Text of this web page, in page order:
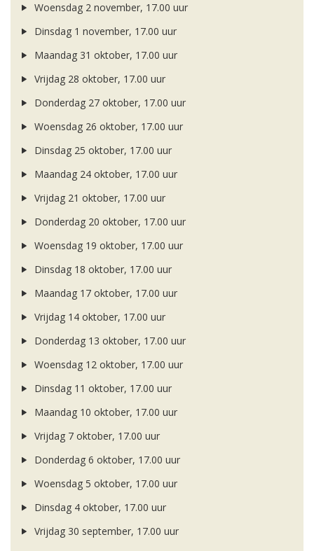
Woensdag 2 november, 17.00 uur
Dinsdag 1 november, 17.00 uur
Maandag 31 oktober, 17.00 uur
Vrijdag 28 oktober, 17.00 uur
Donderdag 27 oktober, 17.00 uur
Woensdag 26 oktober, 17.00 uur
Dinsdag 25 oktober, 17.00 uur
Maandag 24 oktober, 17.00 uur
Vrijdag 21 oktober, 17.00 uur
Donderdag 20 oktober, 17.00 uur
Woensdag 19 oktober, 17.00 uur
Dinsdag 18 oktober, 17.00 uur
Maandag 17 oktober, 17.00 uur
Vrijdag 14 oktober, 17.00 uur
Donderdag 13 oktober, 17.00 uur
Woensdag 12 oktober, 17.00 uur
Dinsdag 11 oktober, 17.00 uur
Maandag 10 oktober, 17.00 uur
Vrijdag 7 oktober, 17.00 uur
Donderdag 6 oktober, 17.00 uur
Woensdag 5 oktober, 17.00 uur
Dinsdag 4 oktober, 17.00 uur
Vrijdag 30 september, 17.00 uur